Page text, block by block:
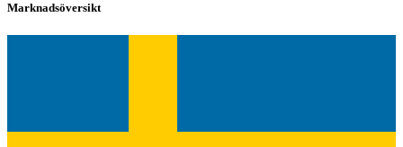
Marknadsöversikt